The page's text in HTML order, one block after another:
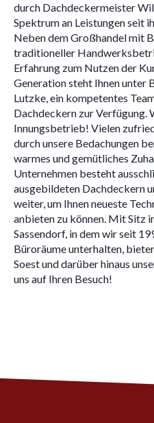
durch Dachdeckermeister
Spektrum an Leistungen seit
Neben dem Großhandel mit
traditioneller
Erfahrung zum Nutzen der
Generation steht Ihnen unter
Lutzke, ein kompetentes
Dachdeckern zur Verfügung.
Innungsbetrieb! Vielen
durch unsere Bedachungen
warmes und gemütliches
Unternehmen besteht
ausgebildeten Dachdeckern
weiter, um Ihnen neueste
anbieten zu können. Mit Sitz
Sassendorf, in dem wir seit
Büroräume unterhalten,
Soest und darüber hinaus
uns auf Ihren Besuch!